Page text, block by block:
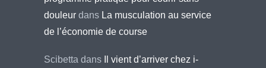
douleur dans La musculation au service
de l’économie de course
Scibetta dans
Il vient d’arriver chez i-